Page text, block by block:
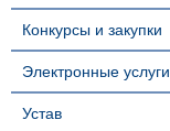
Конкурсы и закупки
Электронные услуги
Устав